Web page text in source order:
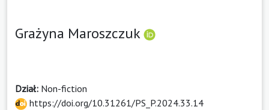
Grażyna Maroszczuk
Dział: Non-fiction
https://doi.org/10.31261/PS_P.2024.33.14